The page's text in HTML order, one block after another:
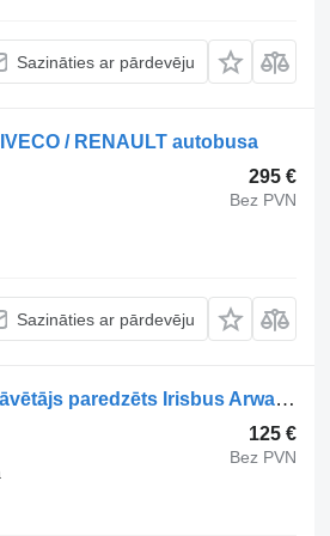
Sazināties ar pārdevēju
/ RENAULT autobusa
295 €
Bez PVN
Sazināties ar pārdevēju
Knorr-Bremse CROSSWAY (01.06-) ZB4402 K004997 gaisa žāvētājs paredzēts Irisbus Arway, Crossway, Crealis, Magelys, Proway, Daily Tourys (2006-) autobusa
125 €
Bez PVN